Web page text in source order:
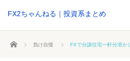
FX2ちゃんねる｜投資系まとめ
ホーム 負け自慢 FXで分譲住宅一軒分溶か